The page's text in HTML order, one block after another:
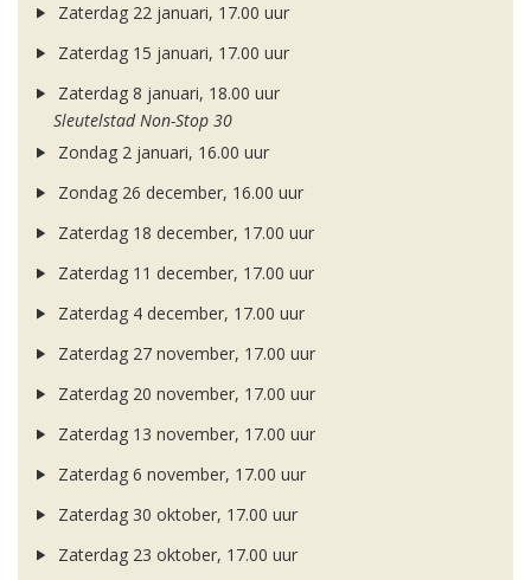
Zaterdag 22 januari, 17.00 uur
Zaterdag 15 januari, 17.00 uur
Zaterdag 8 januari, 18.00 uur
Sleutelstad Non-Stop 30
Zondag 2 januari, 16.00 uur
Zondag 26 december, 16.00 uur
Zaterdag 18 december, 17.00 uur
Zaterdag 11 december, 17.00 uur
Zaterdag 4 december, 17.00 uur
Zaterdag 27 november, 17.00 uur
Zaterdag 20 november, 17.00 uur
Zaterdag 13 november, 17.00 uur
Zaterdag 6 november, 17.00 uur
Zaterdag 30 oktober, 17.00 uur
Zaterdag 23 oktober, 17.00 uur